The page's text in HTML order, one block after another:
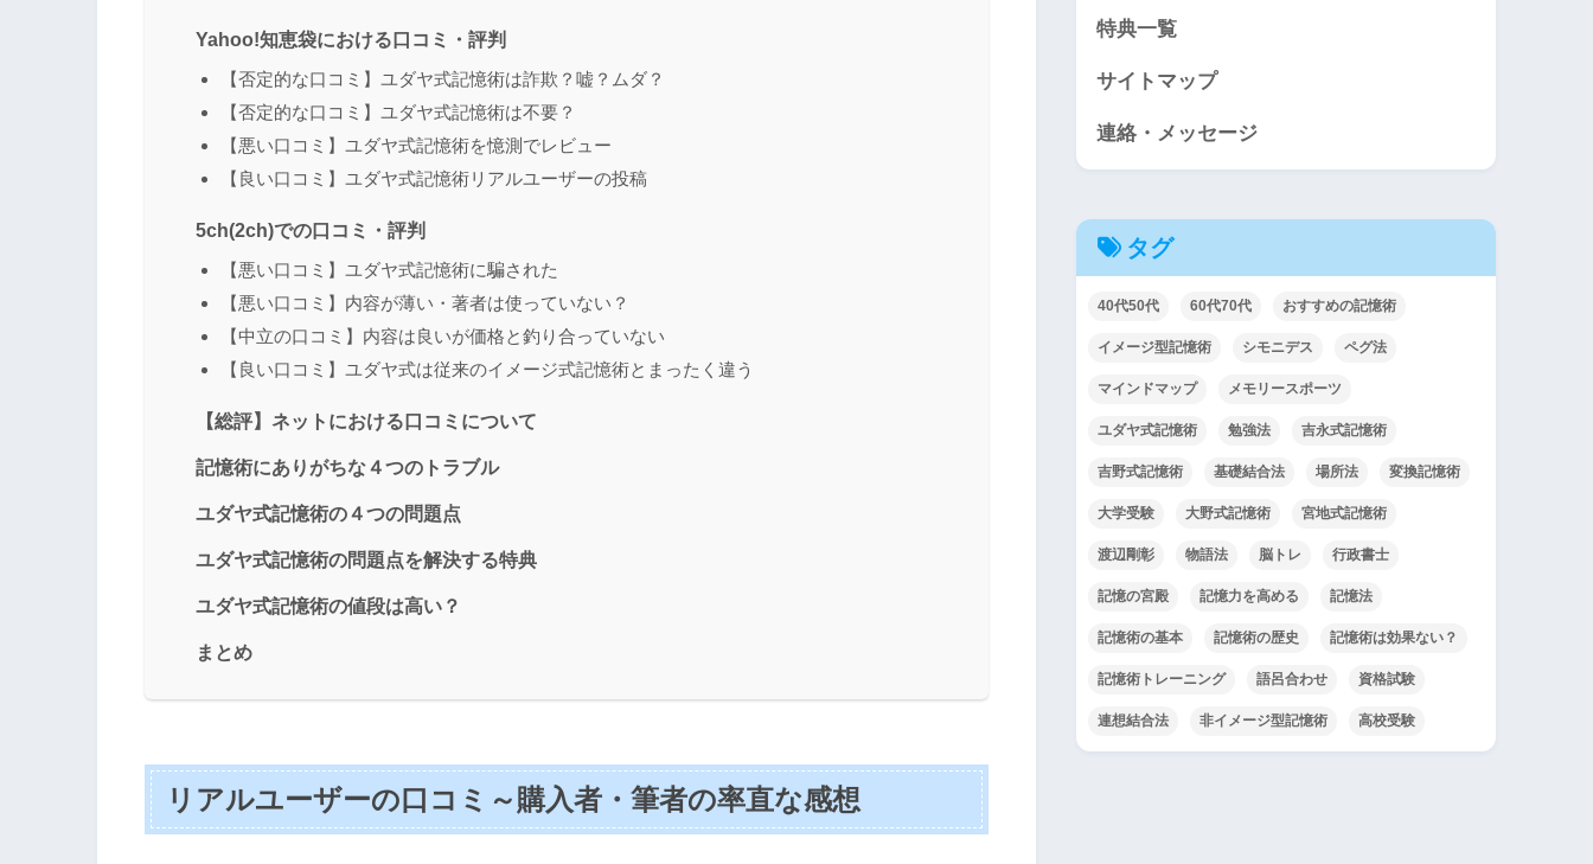
Yahoo!知恵袋における口コミ・評判
【否定的な口コミ】ユダヤ式記憶術は詐欺？嘘？ムダ？
【否定的な口コミ】ユダヤ式記憶術は不要？
【悪い口コミ】ユダヤ式記憶術を憶測でレビュー
【良い口コミ】ユダヤ式記憶術リアルユーザーの投稿
5ch(2ch)での口コミ・評判
【悪い口コミ】ユダヤ式記憶術に騙された
【悪い口コミ】内容が薄い・著者は使っていない？
【中立の口コミ】内容は良いが価格と釣り合っていない
【良い口コミ】ユダヤ式は従来のイメージ式記憶術とまったく違う
【総評】ネットにおける口コミについて
記憶術にありがちな４つのトラブル
ユダヤ式記憶術の４つの問題点
ユダヤ式記憶術の問題点を解決する特典
ユダヤ式記憶術の値段は高い？
まとめ
リアルユーザーの口コミ～購入者・筆者の率直な感想
特典一覧
サイトマップ
連絡・メッセージ
タグ
40代50代 60代70代 おすすめの記憶術
イメージ型記憶術 シモニデス ペグ法
マインドマップ メモリースポーツ
ユダヤ式記憶術 勉強法 吉永式記憶術
吉野式記憶術 基礎結合法 場所法 変換記憶術
大学受験 大野式記憶術 宮地式記憶術
渡辺剛彰 物語法 脳トレ 行政書士
記憶の宮殿 記憶力を高める 記憶法
記憶術の基本 記憶術の歴史 記憶術は効果ない？
記憶術トレーニング 語呂合わせ 資格試験
連想結合法 非イメージ型記憶術 高校受験